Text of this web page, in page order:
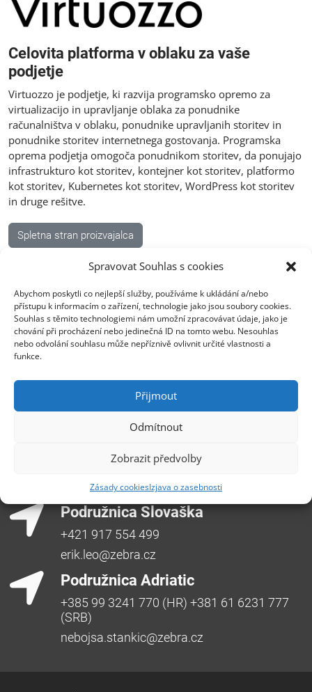
Spravovat Souhlas s cookies
Abychom poskytli co nejlepší služby, používáme k ukládání a/nebo
přístupu k informacím o zařízení, technologie jako jsou soubory cookies.
Souhlas s těmito technologiemi nám umožní zpracovávat údaje, jako je
chování při procházení nebo jedinečná ID na tomto webu. Nesouhlas
nebo odvolání souhlasu může nepříznivě ovlivnit určité vlastnosti a
funkce.
Přijmout
Odmítnout
Zobrazit předvolby
Zásady cookiesIzjava o zasebnosti
Celovita platforma v oblaku za vaše
podjetje
Virtuozzo je podjetje, ki razvija programsko opremo za
virtualizacijo in upravljanje oblaka za ponudnike
računalništva v oblaku, ponudnike upravljanih storitev in
ponudnike storitev internetnega gostovanja. Programska
oprema podjetja omogoča ponudnikom storitev, da ponujajo
infrastrukturo kot storitev, kontejner kot storitev, platformo
kot storitev, Kubernetes kot storitev, WordPress kot storitev
in druge rešitve.
Spletna stran proizvajalca
Sedež Ostrava
Česká republika, +420 596 912 961,
info@zebra.cz
Podružnica Hradec Králové
Třída SNP 402/48, 500 03 Hradec Králové
pobockaHK@zebra.cz
Podružnica Slovaška
+421 917 554 499
erik.leo@zebra.cz
Podružnica Adriatic
+385 99 3241 770 (HR) +381 61 6231 777
(SRB)
nebojsa.stankic@zebra.cz